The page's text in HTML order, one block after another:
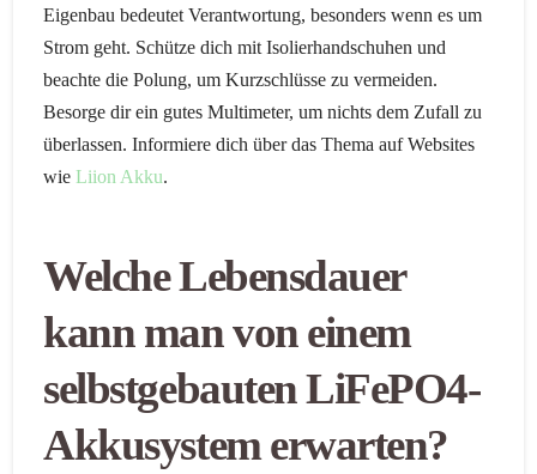
Eigenbau bedeutet Verantwortung, besonders wenn es um
Strom geht. Schütze dich mit Isolierhandschuhen und
beachte die Polung, um Kurzschlüsse zu vermeiden.
Besorge dir ein gutes Multimeter, um nichts dem Zufall zu
überlassen. Informiere dich über das Thema auf Websites
wieLiion Akku.
Welche Lebensdauer
kann man von einem
selbstgebauten LiFePO4-
Akkusystem erwarten?